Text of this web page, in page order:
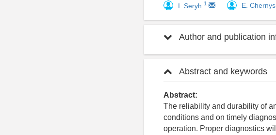
I. Seryh 1 E.
Author and publication
Abstract and keywords
Abstract:
The reliability and durability of
conditions and on timely
operation. Proper diagnostics